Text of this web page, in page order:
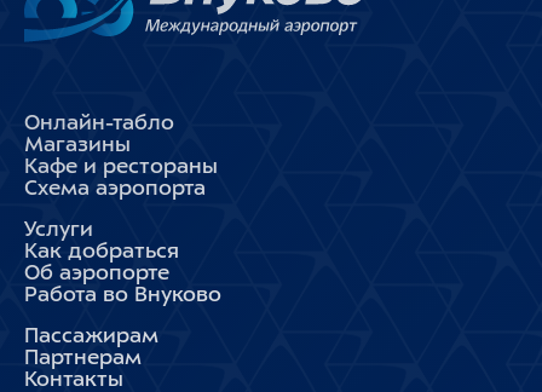
Онлайн-табло
Магазины
Кафе и рестораны
Схема аэропорта
Услуги
Как добраться
Об аэропорте
Работа во Внуково
Пассажирам
Партнерам
Контакты